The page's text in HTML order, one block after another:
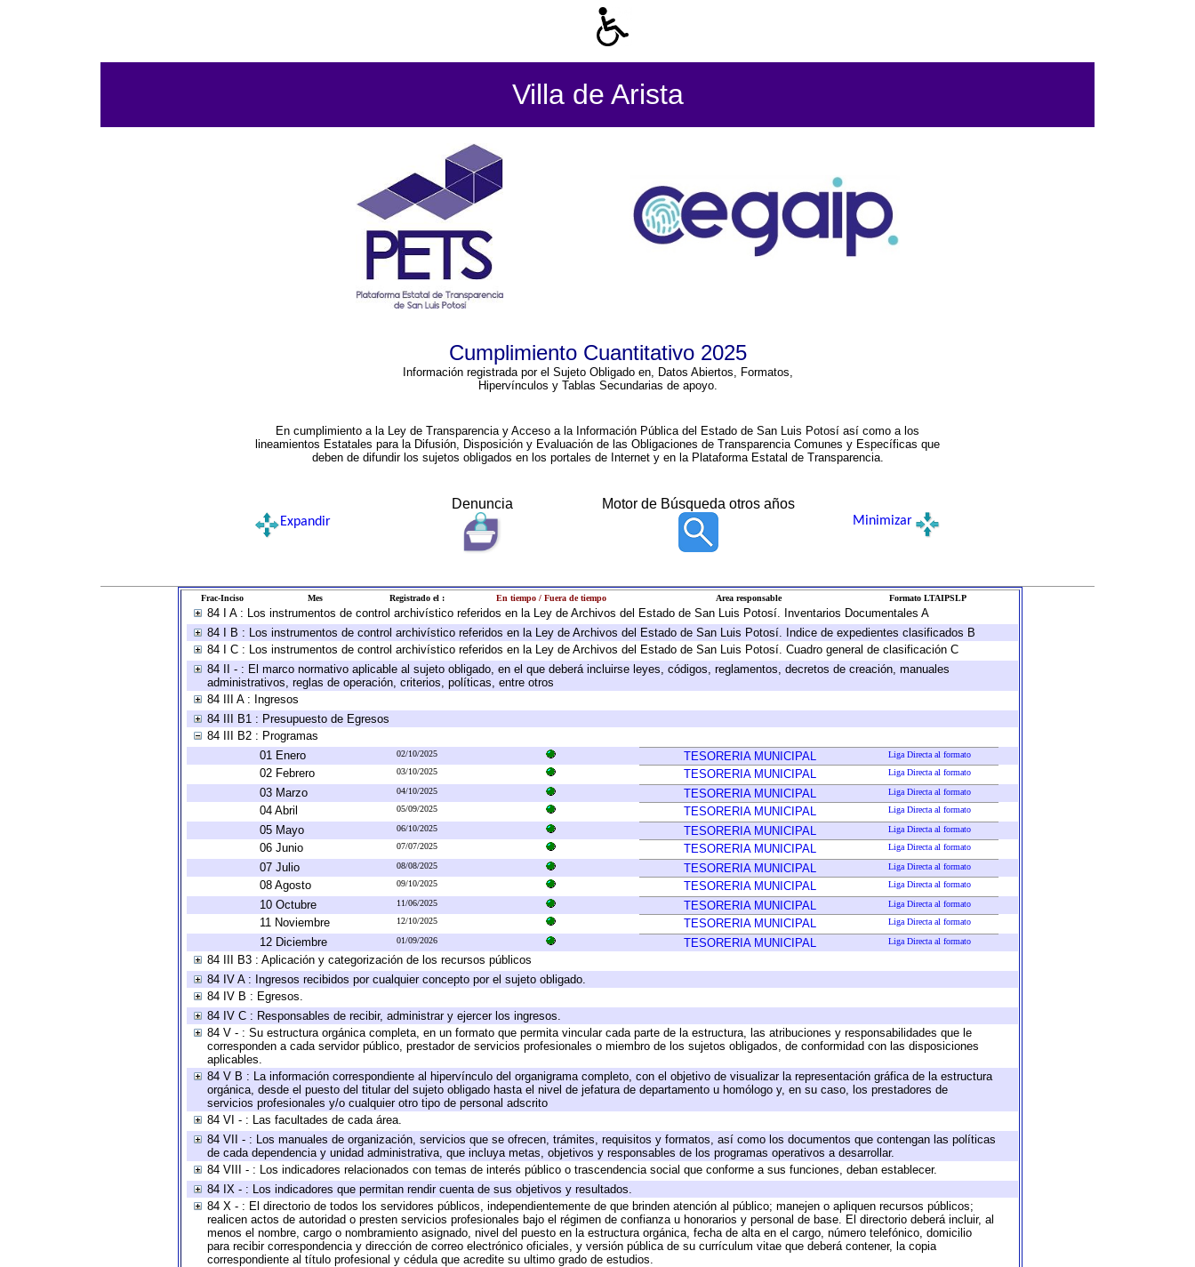
Villa de Arista
Cumplimiento Cuantitativo 2025
Información registrada por el Sujeto Obligado en, Datos Abiertos, Formatos,
Hipervínculos y Tablas Secundarias de apoyo.
En cumplimiento a la Ley de Transparencia y Acceso a la Información Pública del Estado de San Luis Potosí así como a los
lineamientos Estatales para la Difusión, Disposición y Evaluación de las Obligaciones de Transparencia Comunes y Específicas que
deben de difundir los sujetos obligados en los portales de Internet y en la Plataforma Estatal de Transparencia.
Denuncia Motor de Búsqueda otros años
Expandir Minimizar
Frac-Inciso Mes Registrado el : En tiempo / Fuera de tiempo Area responsable Formato LTAIPSLP
84 I A : Los instrumentos de control archivístico referidos en la Ley de Archivos del Estado de San Luis Potosí. Inventarios Documentales A
84 I B : Los instrumentos de control archivístico referidos en la Ley de Archivos del Estado de San Luis Potosí. Indice de expedientes clasificados B
84 I C : Los instrumentos de control archivístico referidos en la Ley de Archivos del Estado de San Luis Potosí. Cuadro general de clasificación C
84 II - : El marco normativo aplicable al sujeto obligado, en el que deberá incluirse leyes, códigos, reglamentos, decretos de creación, manuales
administrativos, reglas de operación, criterios, políticas, entre otros
84 III A : Ingresos
84 III B1 : Presupuesto de Egresos
84 III B2 : Programas
01 Enero
02/10/2025 TESORERIA MUNICIPAL Liga Directa al formato
02 Febrero 03/10/2025 TESORERIA MUNICIPAL Liga Directa al formato
03 Marzo 04/10/2025 TESORERIA MUNICIPAL Liga Directa al formato
04 Abril 05/09/2025 TESORERIA MUNICIPAL Liga Directa al formato
05 Mayo 06/10/2025 TESORERIA MUNICIPAL Liga Directa al formato
06 Junio 07/07/2025 TESORERIA MUNICIPAL Liga Directa al formato
07 Julio 08/08/2025 TESORERIA MUNICIPAL Liga Directa al formato
08 Agosto 09/10/2025 TESORERIA MUNICIPAL Liga Directa al formato
10 Octubre 11/06/2025 TESORERIA MUNICIPAL Liga Directa al formato
11 Noviembre 12/10/2025 TESORERIA MUNICIPAL Liga Directa al formato
12 Diciembre 01/09/2026 TESORERIA MUNICIPAL Liga Directa al formato
84 III B3 : Aplicación y categorización de los recursos públicos
84 IV A : Ingresos recibidos por cualquier concepto por el sujeto obligado.
84 IV B : Egresos.
84 IV C : Responsables de recibir, administrar y ejercer los ingresos.
84 V - : Su estructura orgánica completa, en un formato que permita vincular cada parte de la estructura, las atribuciones y responsabilidades que le
corresponden a cada servidor público, prestador de servicios profesionales o miembro de los sujetos obligados, de conformidad con las disposiciones
aplicables.
84 V B : La información correspondiente al hipervínculo del organigrama completo, con el objetivo de visualizar la representación gráfica de la estructura
orgánica, desde el puesto del titular del sujeto obligado hasta el nivel de jefatura de departamento u homólogo y, en su caso, los prestadores de
servicios profesionales y/o cualquier otro tipo de personal adscrito
84 VI - : Las facultades de cada área.
84 VII - : Los manuales de organización, servicios que se ofrecen, trámites, requisitos y formatos, así como los documentos que contengan las políticas
de cada dependencia y unidad administrativa, que incluya metas, objetivos y responsables de los programas operativos a desarrollar.
84 VIII - : Los indicadores relacionados con temas de interés público o trascendencia social que conforme a sus funciones, deban establecer.
84 IX - : Los indicadores que permitan rendir cuenta de sus objetivos y resultados.
84 X - : El directorio de todos los servidores públicos, independientemente de que brinden atención al público; manejen o apliquen recursos públicos;
realicen actos de autoridad o presten servicios profesionales bajo el régimen de confianza u honorarios y personal de base. El directorio deberá incluir, al
menos el nombre, cargo o nombramiento asignado, nivel del puesto en la estructura orgánica, fecha de alta en el cargo, número telefónico, domicilio
para recibir correspondencia y dirección de correo electrónico oficiales, y versión pública de su currículum vitae que deberá contener, la copia
correspondiente al título profesional y cédula que acredite su ultimo grado de estudios.